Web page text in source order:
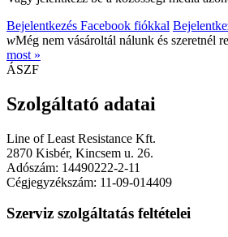
Bejelentkezés Facebook fiókkal
wMég nem vásároltál nálunk és szeretnél
most »
ÁSZF
Szolgáltató adatai
Line of Least Resistance Kft.
2870 Kisbér, Kincsem u. 26.
Adószám: 14490222-2-11
Cégjegyzékszám: 11-09-014409
Szerviz szolgáltatás feltételei